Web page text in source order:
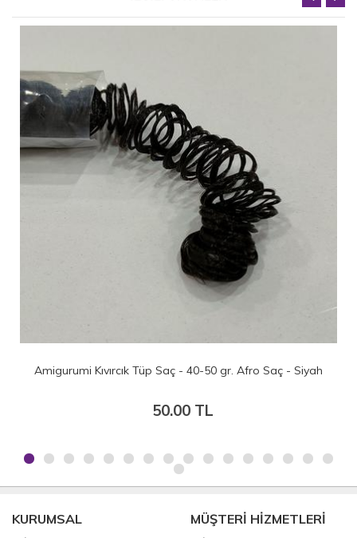
Amigurumi Kıvırcık Tüp Saç - 40-50 gr. Afro Saç -
50.00 TL
KURUMSAL MÜŞTERİ HİZMETLERİ